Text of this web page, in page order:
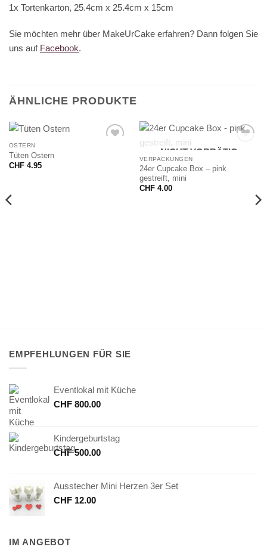
1x Tortenkarton, 25.4cm x 25.4cm x 15cm
Sie möchten mehr über MakeUrCake erfahren? Dann folgen Sie
uns auf Facebook.
ÄHNLICHE PRODUKTE
OSTERN
Tüten Ostern
CHF4.95
NICHT VORRÄTIG
VERPACKUNGEN
24er Cupcake Box – pink
gestreift, mini
CHF4.00
EMPFEHLUNGEN FÜR SIE
Eventlokal mit Küche
CHF 800.00
Kindergeburtstag
CHF500.00
Ausstecher Mini Herzen 3er Set
CHF 12.00
IM ANGEBOT